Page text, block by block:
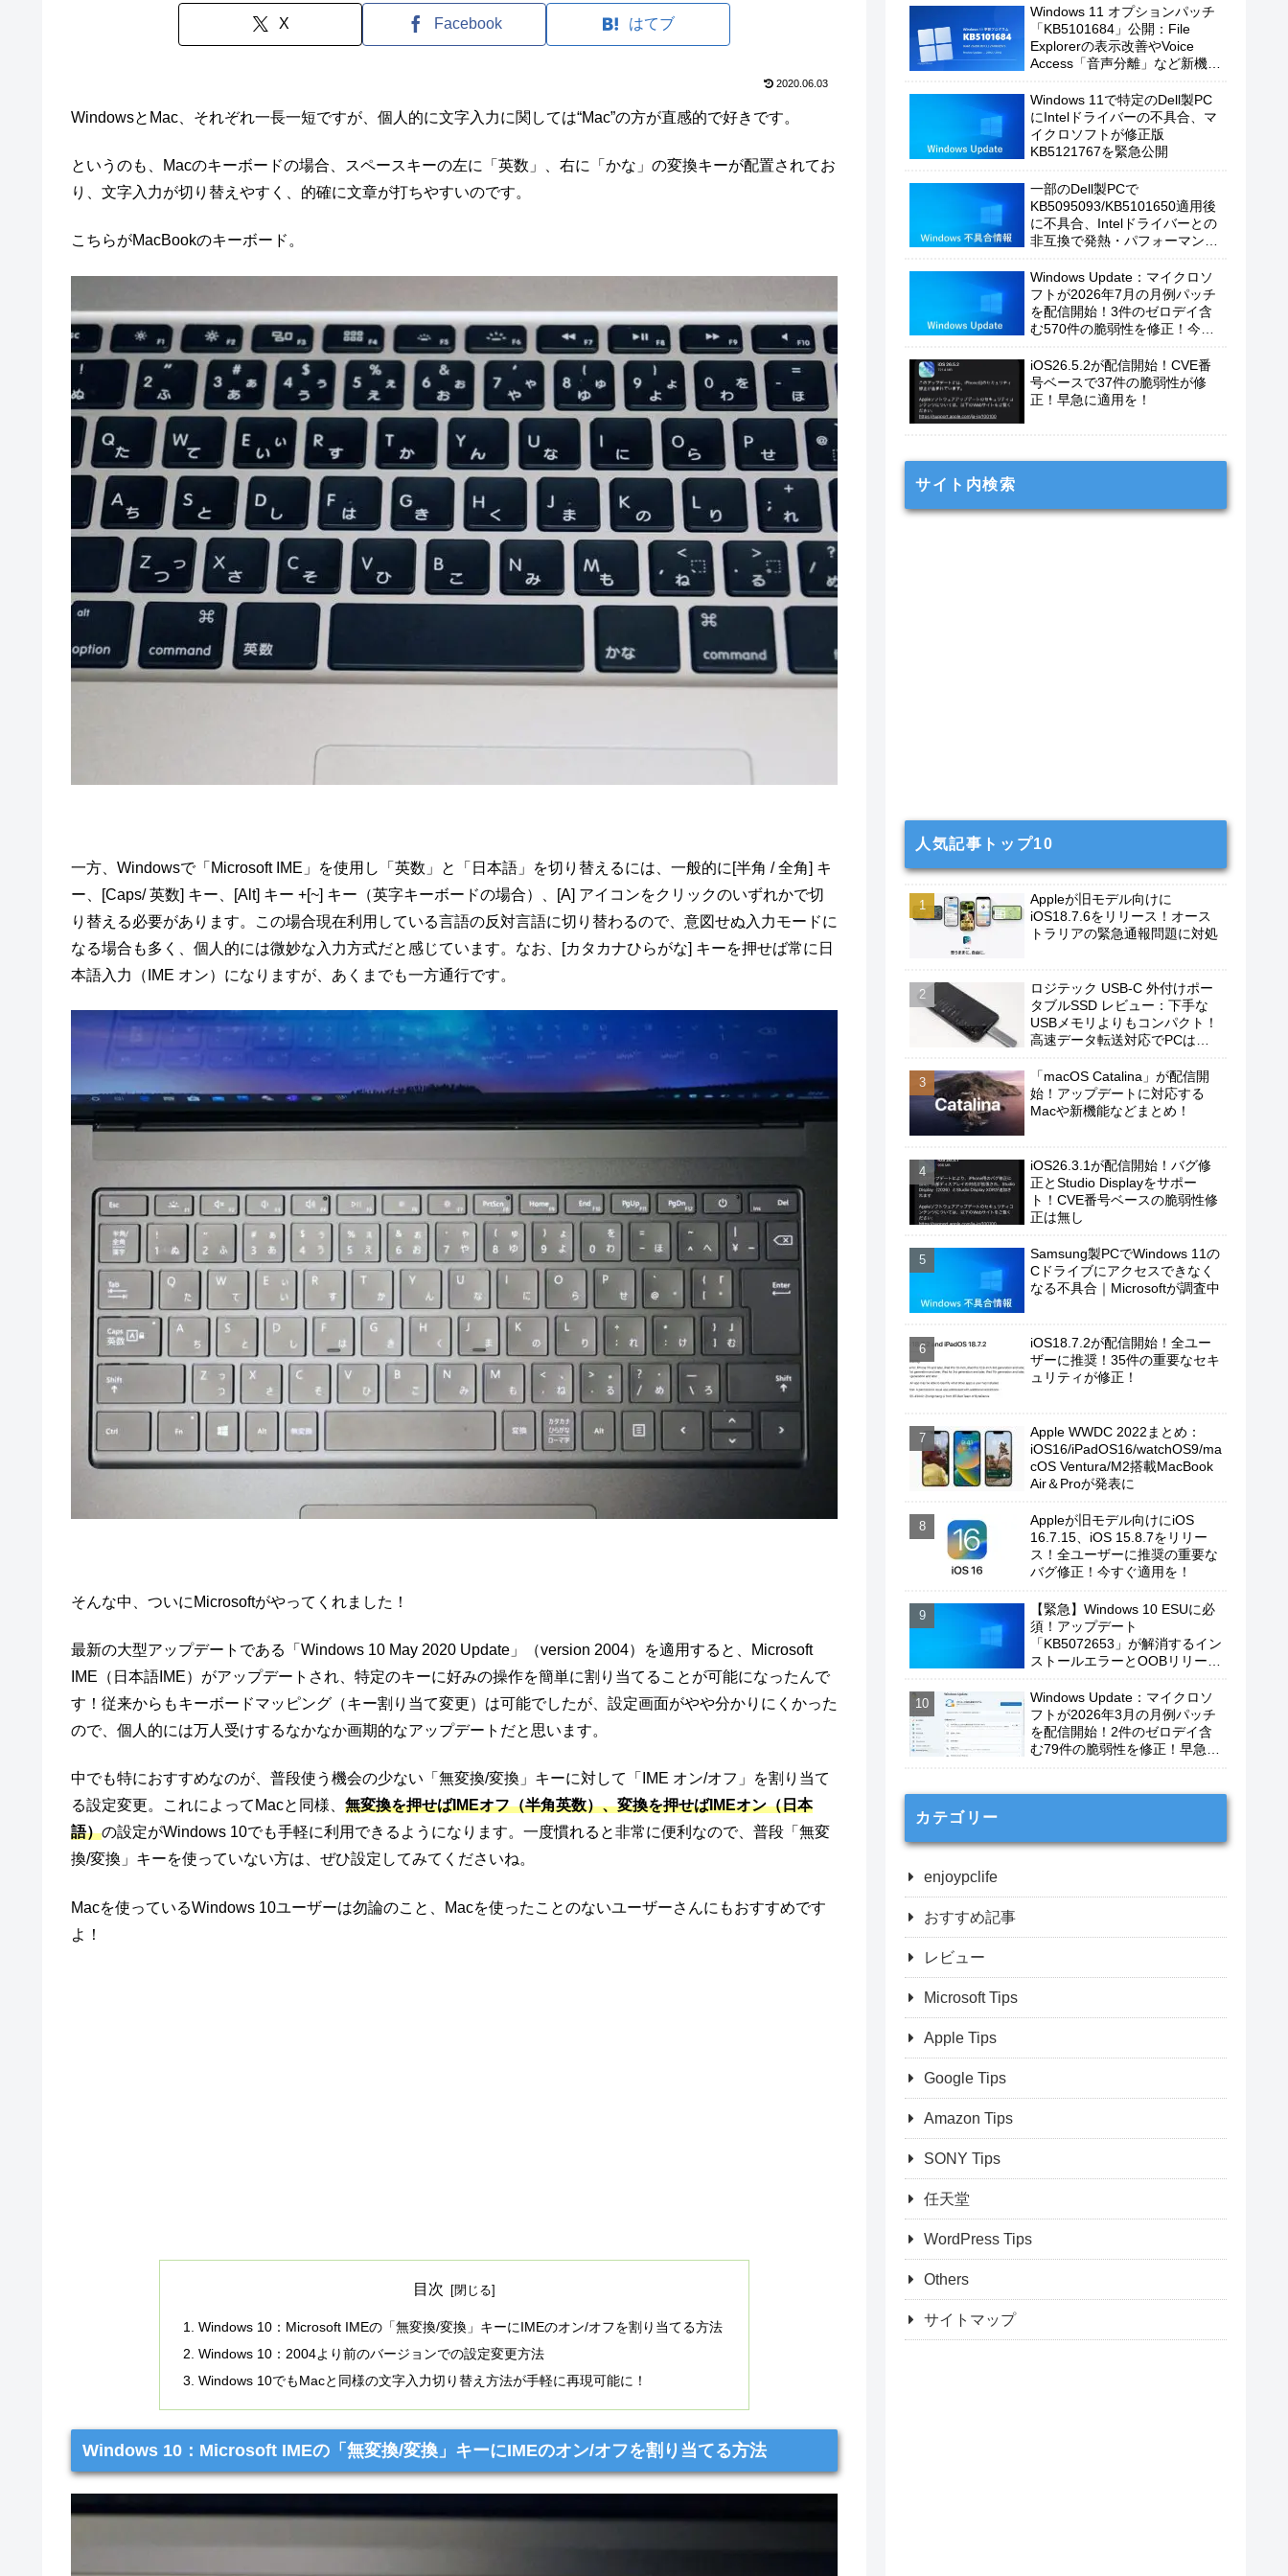
X Facebook はてブ
2020.06.03
WindowsとMac、それぞれ一長一短ですが、個人的に文字入力に関しては“Mac”の方が直感的で好きです。
というのも、Macのキーボードの場合、スペースキーの左に「英数」、右に「かな」の変換キーが配置されてお
り、文字入力が切り替えやすく、的確に文章が打ちやすいのです。
こちらがMacBookのキーボード。
一方、Windowsで「Microsoft IME」を使用し「英数」と「日本語」を切り替えるには、一般的に[半角 / 全角] キ
ー、[Caps/ 英数] キー、[Alt] キー +[~] キー（英字キーボードの場合）、[A] アイコンをクリックのいずれかで切
り替える必要があります。この場合現在利用している言語の反対言語に切り替わるので、意図せぬ入力モードに
なる場合も多く、個人的には微妙な入力方式だと感じています。なお、[カタカナひらがな] キーを押せば常に日
本語入力（IME オン）になりますが、あくまでも一方通行です。
そんな中、ついにMicrosoftがやってくれました！
最新の大型アップデートである「Windows 10 May 2020 Update」（version 2004）を適用すると、Microsoft
IME（日本語IME）がアップデートされ、特定のキーに好みの操作を簡単に割り当てることが可能になったんで
す！従来からもキーボードマッピング（キー割り当て変更）は可能でしたが、設定画面がやや分かりにくかった
ので、個人的には万人受けするなかなか画期的なアップデートだと思います。
中でも特におすすめなのが、普段使う機会の少ない「無変換/変換」キーに対して「IME オン/オフ」を割り当て
る設定変更。これによってMacと同様、 無変換を押せばIMEオフ（半角英数）、変換を押せばIMEオン（日本
語）の設定がWindows 10でも手軽に利用できるようになります。一度慣れると非常に便利なので、普段「無変
換/変換」キーを使っていない方は、ぜひ設定してみてくださいね。
Macを使っているWindows 10ユーザーは勿論のこと、Macを使ったことのないユーザーさんにもおすすめです
よ！
目次
Windows 10：Microsoft IMEの「無変換/変換」キーにIMEのオン/オフを割り当てる方法
Windows 10：2004より前のバージョンでの設定変更方法
Windows 10でもMacと同様の文字入力切り替え方法が手軽に再現可能に！
Windows 10：Microsoft IMEの「無変換/変換」キーにIMEのオン/オフを割り当てる方法
Windows 11 オプションパッチ
「KB5101684」公開：File
Explorerの表示改善やVoice
Access「音声分離」など新機能
Windows 11で特定のDell製PC
にIntelドライバーの不具合、マ
イクロソフトが修正版
KB5121767を緊急公開
一部のDell製PCで
KB5095093/KB5101650適用後
に不具合、Intelドライバーとの
非互換で発熱・パフォーマンス
Windows Update：マイクロソ
フトが2026年7月の月例パッチ
を配信開始！3件のゼロデイ含
む570件の脆弱性を修正！今す
iOS26.5.2が配信開始！CVE番
号ベースで37件の脆弱性が修
正！早急に適用を！
サイト内検索
人気記事トップ10
Appleが旧モデル向けに
iOS18.7.6をリリース！オース
トラリアの緊急通報問題に対処
ロジテック USB-C 外付けポー
タブルSSD レビュー：下手な
USBメモリよりもコンパクト！
高速データ転送対応でPCは勿
もおすすめ！
「macOS Catalina」が配信開
始！アップデートに対応する
Macや新機能などまとめ！
iOS26.3.1が配信開始！バグ修
正とStudio Displayをサポー
ト！CVE番号ベースの脆弱性修
正は無し
Samsung製PCでWindows 11の
Cドライブにアクセスできなく
なる不具合｜Microsoftが調査中
iOS18.7.2が配信開始！全ユー
ザーに推奨！35件の重要なセキ
ュリティが修正！
Apple WWDC 2022まとめ：
iOS16/iPadOS16/watchOS9/ma
cOS Ventura/M2搭載MacBook
Air＆Proが発表に
Appleが旧モデル向けにiOS
16.7.15、iOS 15.8.7をリリー
ス！全ユーザーに推奨の重要な
バグ修正！今すぐ適用を！
【緊急】Windows 10 ESUに必
須！アップデート
「KB5072653」が解消するイン
ストールエラーとOOBリリース
Windows Update：マイクロソ
フトが2026年3月の月例パッチ
を配信開始！2件のゼロデイ含
む79件の脆弱性を修正！早急に
カテゴリー
enjoypclife
おすすめ記事
レビュー
Microsoft Tips
Apple Tips
Google Tips
Amazon Tips
SONY Tips
任天堂
WordPress Tips
Others
サイトマップ